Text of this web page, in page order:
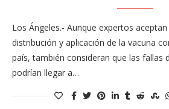
Los Ángeles.- Aunque expertos
distribución y aplicación de la vacuna
país, también consideran que las fallas
podrían llegar a…